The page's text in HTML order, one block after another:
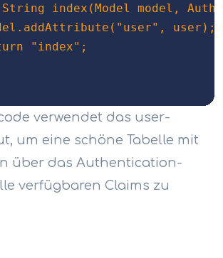
index(Model model,
user);
"index";
verwendet das user-
um eine schöne Tabelle mit
über das Authentication-
verfügbaren Claims zu